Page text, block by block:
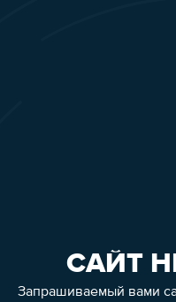
САЙТ
Запрашиваемый вами